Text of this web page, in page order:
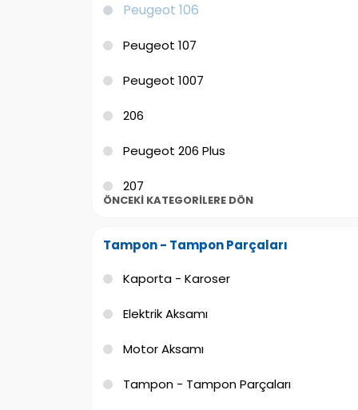
Peugeot 106
Peugeot 107
Peugeot 1007
206
Peugeot 206 Plus
207
2008
301
Peugeot 308
ÖNCEKI KATEGORILERE DÖN
Tampon - Tampon Parçaları
Kaporta - Karoser
Elektrik Aksamı
Motor Aksamı
Tampon - Tampon Parçaları